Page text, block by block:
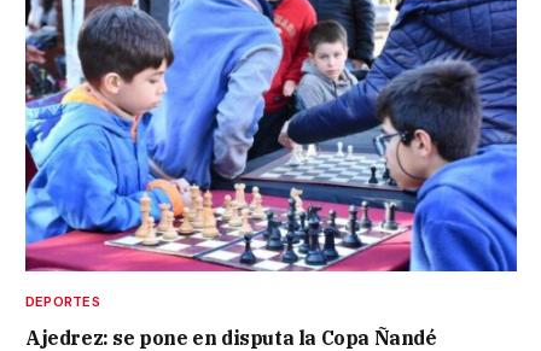
DEPORTES
Ajedrez: se pone en disputa la Copa Ñandé